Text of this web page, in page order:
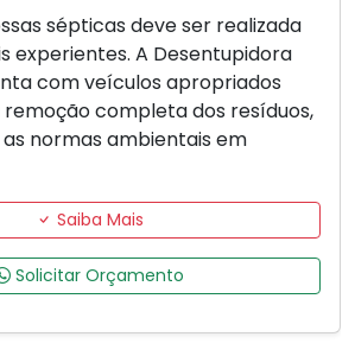
sépticas deve ser realizada
experientes. A Desentupidora
com veículos apropriados
completa dos resíduos,
normas ambientais em
Saiba Mais
Solicitar Orçamento